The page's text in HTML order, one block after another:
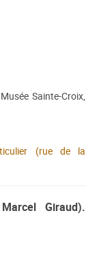
Sainte-Croix,
(rue de la
Giraud).